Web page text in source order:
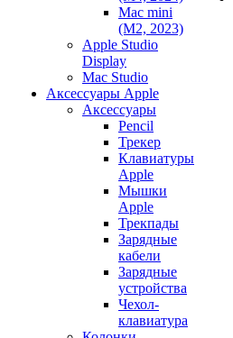
Mac mini
(M2, 2023)
Apple Studio
Display
Mac Studio
Аксессуары Apple
Аксессуары
Pencil
Трекер
Клавиатуры
Apple
Мышки
Apple
Трекпады
Зарядные
кабели
Зарядные
устройства
Чехол-
клавиатура